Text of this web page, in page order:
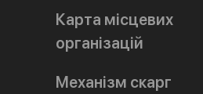
Карта місцевих
організацій
Механізм скарг